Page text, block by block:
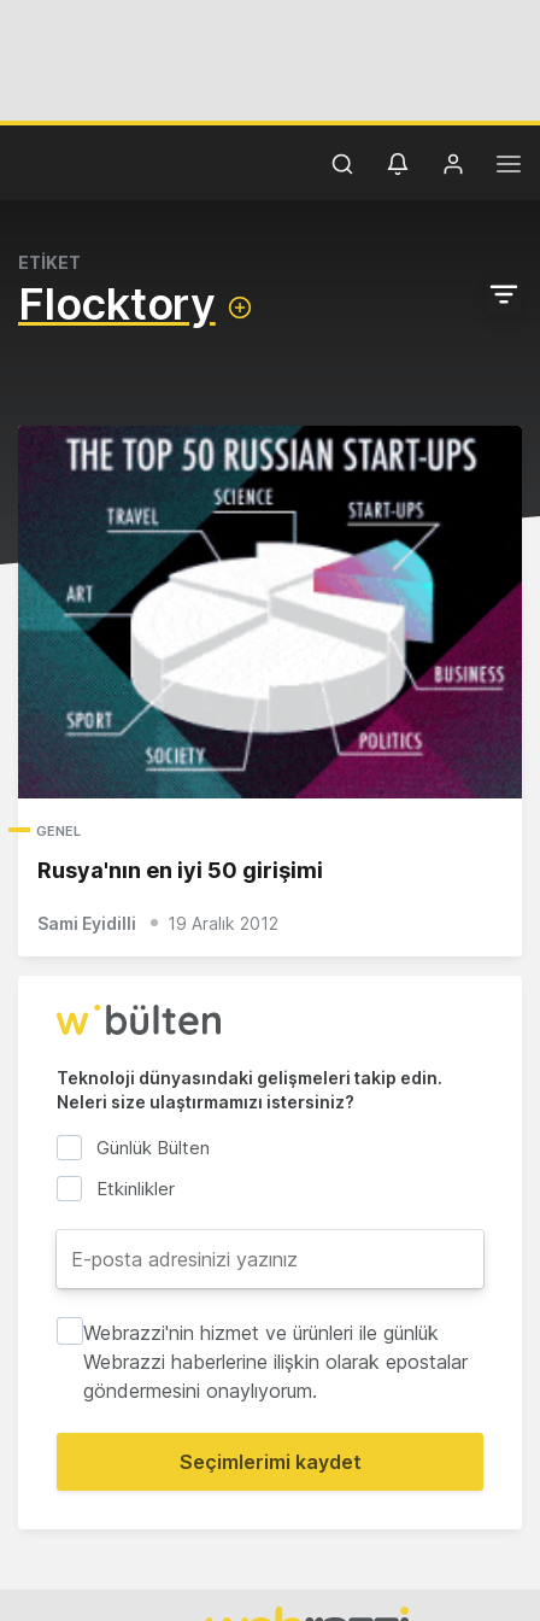
ETİKET
Flocktory
GENEL
Rusya'nın en iyi 50 girişimi
Sami Eyidilli 19 Aralık 2012
Teknoloji dünyasındaki gelişmeleri takip edin.
Neleri size ulaştırmamızı istersiniz?
Günlük Bülten
Etkinlikler
Webrazzi'nin hizmet ve ürünleri ile günlük
Webrazzi haberlerine ilişkin olarak epostalar
göndermesini onaylıyorum.
Seçimlerimi kaydet